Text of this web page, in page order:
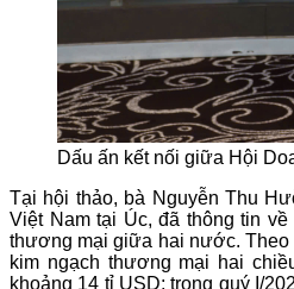
Dấu ấn kết nối giữa Hội
Tại hội thảo, bà Nguyễn Thu
Việt Nam tại Úc, đã thông tin
thương mại giữa hai nước. Theo
kim ngạch thương mại hai
khoảng 14 tỉ USD; trong quý I/